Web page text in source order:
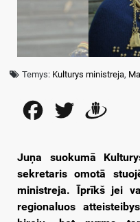
Temys: Kulturys ministreja,
FacebookTwitter
Juņa suokumā
sekretaris omotā
ministreja. Īprīkš jei
regionaluos